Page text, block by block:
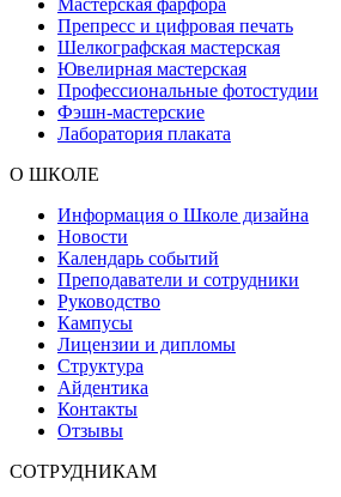
Мастерская фарфора
Препресс и цифровая печать
Шелкографская мастерская
Ювелирная мастерская
Профессиональные фотостудии
Фэшн-мастерские
Лаборатория плаката
О ШКОЛЕ
Информация о Школе дизайна
Новости
Календарь событий
Преподаватели и сотрудники
Руководство
Кампусы
Лицензии и дипломы
Структура
Айдентика
Контакты
Отзывы
СОТРУДНИКАМ